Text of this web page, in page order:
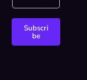
m
a
E
a
Subscri
be